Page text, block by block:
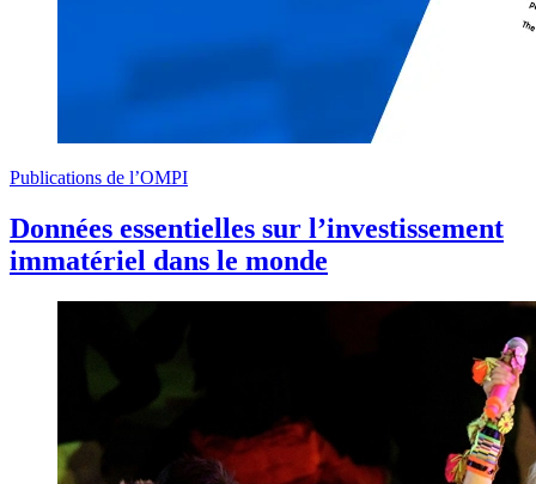
Publications de l’OMPI
Données essentielles sur l’investissement
immatériel dans le monde